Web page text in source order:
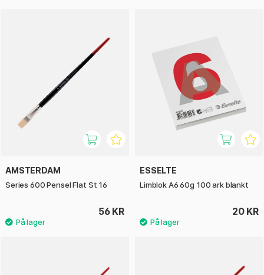
AMSTERDAM
Series 600 Pensel Flat St 16
56 KR
ESSELTE
Limblok A6 60g 100 ark blankt
20 KR